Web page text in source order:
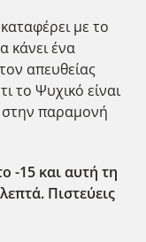
με το
κάνει ένα
απευθείας
το Ψυχικό είναι
στην παραμονή
-15 και αυτή τη
Πιστεύεις